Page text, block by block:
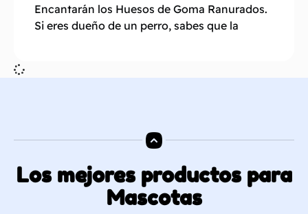
Encantarán los Huesos de Goma Ranurados.
Si eres dueño de un perro, sabes que la
Los mejores productos para
Mascotas